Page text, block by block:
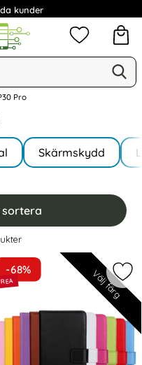
kunder
Mina
Pro
Skärmskydd
sortera
huawei P30 Pro -Välj färg
-68%